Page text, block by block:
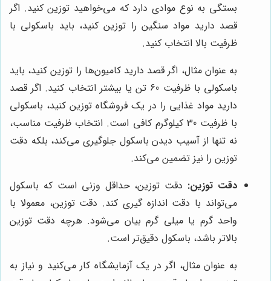
بستگی به نوع موادی دارد که می‌خواهید توزین کنید. اگر
قصد دارید مواد سنگین را توزین کنید، باید باسکولی با
ظرفیت بالا انتخاب کنید.
به عنوان مثال، اگر قصد دارید کامیون‌ها را توزین کنید، باید
باسکولی با ظرفیت 60 تن یا بیشتر انتخاب کنید. اگر قصد
دارید مواد غذایی را در یک فروشگاه توزین کنید، باسکولی
با ظرفیت 30 کیلوگرم کافی است. انتخاب ظرفیت مناسب،
نه تنها از آسیب دیدن باسکول جلوگیری می‌کند، بلکه دقت
توزین را نیز تضمین می‌کند.
دقت توزین: دقت توزین، حداقل وزنی است که باسکول
می‌تواند با دقت اندازه گیری کند. دقت توزین، معمولا با
واحد گرم یا میلی گرم بیان می‌شود. هرچه دقت توزین
بالاتر باشد، باسکول دقیق‌تر است.
به عنوان مثال، اگر در یک آزمایشگاه کار می‌کنید و نیاز به